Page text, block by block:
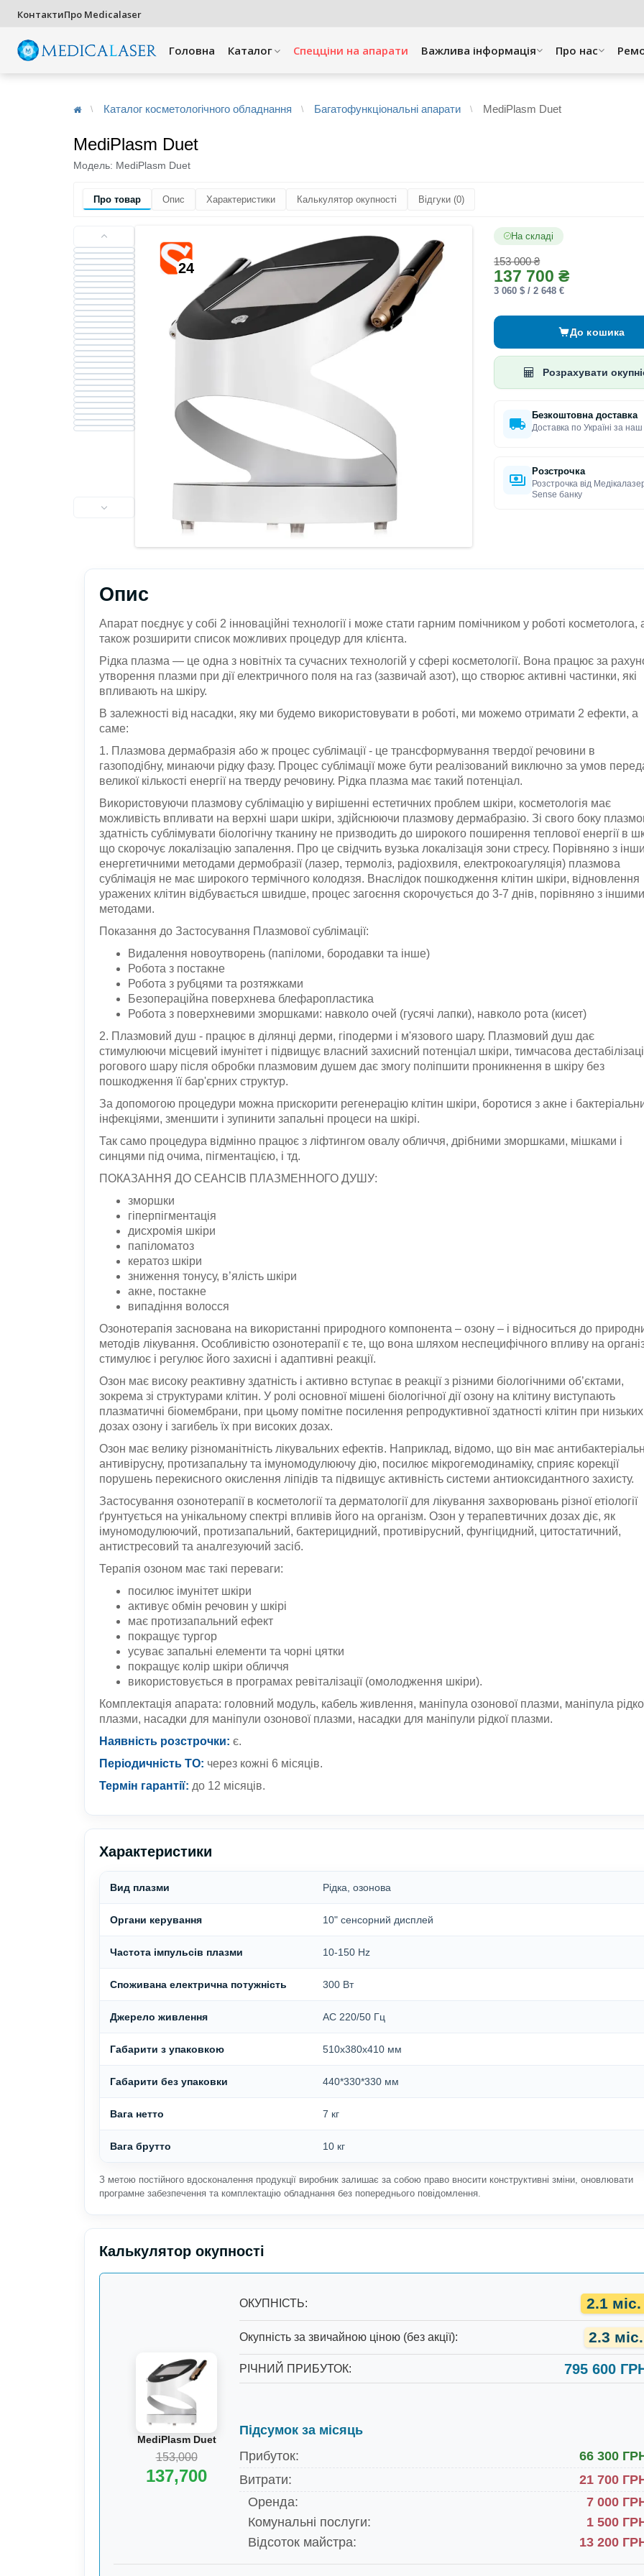
КонтактиПро Medicalaser
Головна Каталог Спецціни на апарати Важлива інформація Про нас
Каталог косметологічного обладнання Багатофункціональні апарати MediPlasm Duet
MediPlasm Duet
Модель: MediPlasm Duet
Про товар Опис Характеристики Калькулятор окупності Відгуки (0)
24
На складі
153 000 ₴
137 700 ₴
3 060 $ / 2 648 €
До кошика
Розрахувати
Безкоштовна доставка
Доставка по Україні за
Розстрочка
Розстрочка від
Sense банку
Опис
Апарат поєднує у собі 2 інноваційні технології і може стати гарним помічником у роботі косметолога,
також розширити список можливих процедур для клієнта.
Рідка плазма — це одна з новітніх та сучасних технологій у сфері косметології. Вона працює за
утворення плазми при дії електричного поля на газ (зазвичай азот), що створює активні частинки, які
впливають на шкіру.
В залежності від насадки, яку ми будемо використовувати в роботі, ми можемо отримати 2 ефекти, а
саме:
1. Плазмова дермабразія або ж процес сублімації - це трансформування твердої речовини в
газоподібну, минаючи рідку фазу. Процес сублімації може бути реалізований виключно за умов
великої кількості енергії на тверду речовину. Рідка плазма має такий потенціал.
Використовуючи плазмову сублімацію у вирішенні естетичних проблем шкіри, косметологія має
можливість впливати на верхні шари шкіри, здійснюючи плазмову дермабразію. Зі свого боку
здатність сублімувати біологічну тканину не призводить до широкого поширення теплової енергії в
що скорочує локалізацію запалення. Про це свідчить вузька локалізація зони стресу. Порівняно з
енергетичними методами дермобразії (лазер, термоліз, радіохвиля, електрокоагуляція) плазмова
сублімація не має широкого термічного колодязя. Внаслідок пошкодження клітин шкіри, відновлення
уражених клітин відбувається швидше, процес загоєння скорочується до 3-7 днів, порівняно з іншими
методами.
Показання до Застосування Плазмової сублімації:
Видалення новоутворень (папіломи, бородавки та інше)
Робота з постакне
Робота з рубцями та розтяжками
Безопераційна поверхнева блефаропластика
Робота з поверхневими зморшками: навколо очей (гусячі лапки), навколо рота (кисет)
2. Плазмовий душ - працює в ділянці дерми, гіподерми і м'язового шару. Плазмовий душ дає
стимулюючи місцевий імунітет і підвищує власний захисний потенціал шкіри, тимчасова
рогового шару після обробки плазмовим душем дає змогу поліпшити проникнення в шкіру без
пошкодження її бар'єрних структур.
За допомогою процедури можна прискорити регенерацію клітин шкіри, боротися з акне і
інфекціями, зменшити і зупинити запальні процеси на шкірі.
Так само процедура відмінно працює з ліфтингом овалу обличчя, дрібними зморшками, мішками і
синцями під очима, пігментацією, і тд.
ПОКАЗАННЯ ДО СЕАНСІВ ПЛАЗМЕННОГО ДУШУ:
зморшки
гіперпігментація
дисхромія шкіри
папіломатоз
кератоз шкіри
зниження тонусу, в’ялість шкіри
акне, постакне
випадіння волосся
Озонотерапія заснована на використанні природного компонента – озону – і відноситься до
методів лікування. Особливістю озонотерапії є те, що вона шляхом неспецифічного впливу на
стимулює і регулює його захисні і адаптивні реакції.
Озон має високу реактивну здатність і активно вступає в реакції з різними біологічними об’єктами,
зокрема зі структурами клітин. У ролі основної мішені біологічної дії озону на клітину виступають
плазматичні біомембрани, при цьому помітне посилення репродуктивної здатності клітин при низьких
дозах озону і загибель їх при високих дозах.
Озон має велику різноманітність лікувальних ефектів. Наприклад, відомо, що він має
антивірусну, протизапальну та імуномодулюючу дію, посилює мікрогемодинаміку, сприяє корекції
порушень перекисного окислення ліпідів та підвищує активність системи антиоксидантного захисту.
Застосування озонотерапії в косметології та дерматології для лікування захворювань різної етіології
ґрунтується на унікальному спектрі впливів його на організм. Озон у терапевтичних дозах діє, як
імуномодулюючий, протизапальний, бактерицидний, противірусний, фунгіцидний, цитостатичний,
антистресовий та аналгезуючий засіб.
Терапія озоном має такі переваги:
посилює імунітет шкіри
активує обмін речовин у шкірі
має протизапальний ефект
покращує тургор
усуває запальні елементи та чорні цятки
покращує колір шкіри обличчя
використовується в програмах ревіталізації (омолодження шкіри).
Комплектація апарата: головний модуль, кабель живлення, маніпула озонової плазми, маніпула
плазми, насадки для маніпули озонової плазми, насадки для маніпули рідкої плазми.
Наявність розстрочки: є.
Періодичність ТО: через кожні 6 місяців.
Термін гарантії: до 12 місяців.
Характеристики
Вид плазми Рідка, озонова
Органи керування 10" сенсорний дисплей
Частота імпульсів плазми 10-150 Hz
Споживана електрична потужність 300 Вт
Джерело живлення АС 220/50 Гц
Габарити з упаковкою 510х380х410 мм
Габарити без упаковки 440*330*330 мм
Вага нетто 7 кг
Вага брутто 10 кг
З метою постійного вдосконалення продукції виробник залишає за собою право вносити конструктивні зміни, оновлювати
програмне забезпечення та комплектацію обладнання без попереднього повідомлення.
Калькулятор окупності
MediPlasm Duet
153,000
137,700
ОКУПНІСТЬ: 2.1 міс.
Окупність за звичайною ціною (без акції): 2.3 міс.
РІЧНИЙ ПРИБУТОК: 795 600
Підсумок за місяць
Прибуток:
66 300
Витрати:
21 700
Оренда:
7 000
Комунальні послуги:
1 500
Відсоток майстра:
13 200